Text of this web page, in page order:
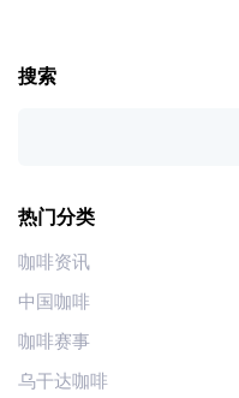
搜索
热门分类
咖啡资讯
中国咖啡
咖啡赛事
乌干达咖啡